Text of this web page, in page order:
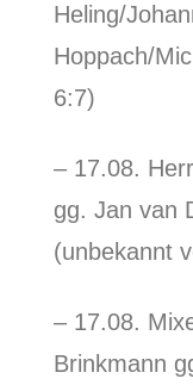
Heling/
Hoppach/
6:7)
– 17.08.
gg. Jan van
(unbekannt
– 17.08.
Brinkmann